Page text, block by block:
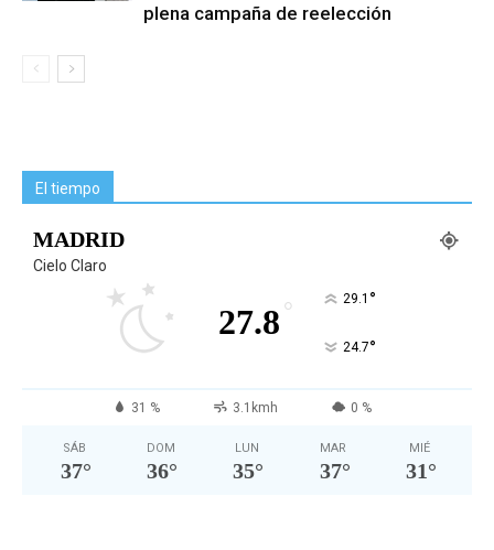
plena campaña de reelección
El tiempo
MADRID
Cielo Claro
27.8 ° 29.1 °
24.7°
31 % 3.1kmh 0 %
SÁB
37°
DOM
36°
LUN
35°
MAR
37°
MIÉ
31°